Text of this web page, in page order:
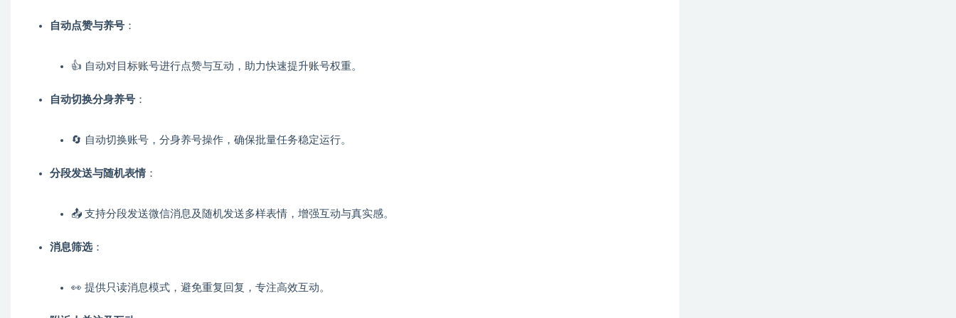
自动点赞与养号 ：
👍 自动对目标账号进行点赞与互动，助力快速提升账号权重。
自动切换分身养号 ：
🔄 自动切换账号，分身养号操作，确保批量任务稳定运行。
分段发送与随机表情 ：
📤 支持分段发送微信消息及随机发送多样表情，增强互动与真实感。
消息筛选：
👀 提供只读消息模式，避免重复回复，专注高效互动。